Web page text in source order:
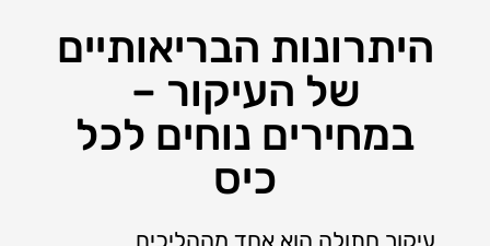
היתרונות הבריאותיים
של העיקור –
במחירים נוחים לכל
כיס
עיקור חתולה הוא אחד מההליכים